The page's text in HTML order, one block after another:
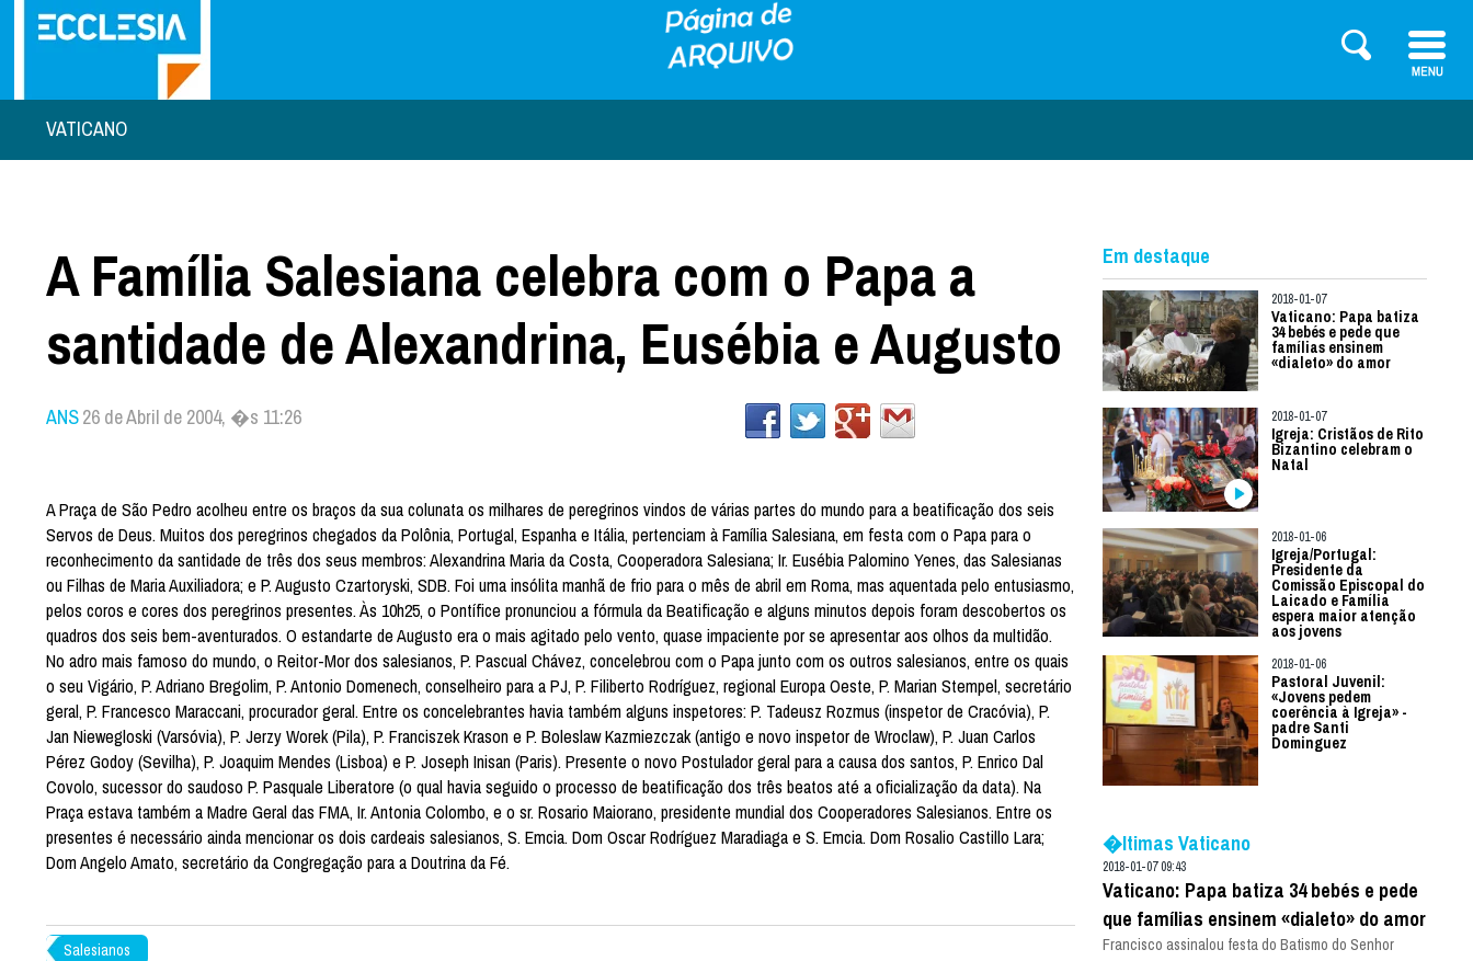
VATICANO
A Família Salesiana celebra com o Papa a
santidade de Alexandrina, Eusébia e Augusto
ANS26 de Abril de 2004, �s 11:26
A Praça de São Pedro acolheu entre os braços da sua colunata os milhares de peregrinos vindos de várias partes do mundo para a beatificação dos seis
Servos de Deus. Muitos dos peregrinos chegados da Polônia, Portugal, Espanha e Itália, pertenciam à Família Salesiana, em festa com o Papa para o
reconhecimento da santidade de três dos seus membros: Alexandrina Maria da Costa, Cooperadora Salesiana; Ir. Eusébia Palomino Yenes, das Salesianas
ou Filhas de Maria Auxiliadora; e P. Augusto Czartoryski, SDB. Foi uma insólita manhã de frio para o mês de abril em Roma, mas aquentada pelo entusiasmo,
pelos coros e cores dos peregrinos presentes. Às 10h25, o Pontífice pronunciou a fórmula da Beatificação e alguns minutos depois foram descobertos os
quadros dos seis bem-aventurados. O estandarte de Augusto era o mais agitado pelo vento, quase impaciente por se apresentar aos olhos da multidão.
No adro mais famoso do mundo, o Reitor-Mor dos salesianos, P. Pascual Chávez, concelebrou com o Papa junto com os outros salesianos, entre os quais
o seu Vigário, P. Adriano Bregolim, P. Antonio Domenech, conselheiro para a PJ, P. Filiberto Rodríguez, regional Europa Oeste, P. Marian Stempel, secretário
geral, P. Francesco Maraccani, procurador geral. Entre os concelebrantes havia também alguns inspetores: P. Tadeusz Rozmus (inspetor de Cracóvia), P.
Jan Niewegloski (Varsóvia), P. Jerzy Worek (Pila), P. Franciszek Krason e P. Boleslaw Kazmiezczak (antigo e novo inspetor de Wroclaw), P. Juan Carlos
Pérez Godoy (Sevilha), P. Joaquim Mendes (Lisboa) e P. Joseph Inisan (Paris). Presente o novo Postulador geral para a causa dos santos, P. Enrico Dal
Covolo, sucessor do saudoso P. Pasquale Liberatore (o qual havia seguido o processo de beatificação dos três beatos até a oficialização da data). Na
Praça estava também a Madre Geral das FMA, Ir. Antonia Colombo, e o sr. Rosario Maiorano, presidente mundial dos Cooperadores Salesianos. Entre os
presentes é necessário ainda mencionar os dois cardeais salesianos, S. Emcia. Dom Oscar Rodríguez Maradiaga e S. Emcia. Dom Rosalio Castillo Lara;
Dom Angelo Amato, secretário da Congregação para a Doutrina da Fé.
Salesianos
Em destaque
2018-01-07
Vaticano: Papa batiza
34 bebés e pede que
famílias ensinem
«dialeto» do amor
2018-01-07
Igreja: Cristãos de Rito
Bizantino celebram o
Natal
2018-01-06
Igreja/Portugal:
Presidente da
Comissão Episcopal do
Laicado e Família
espera maior atenção
aos jovens
2018-01-06
Pastoral Juvenil:
«Jovens pedem
coerência à Igreja» -
padre Santi
Dominguez
�ltimas Vaticano
2018-01-07 09:43
Vaticano: Papa batiza 34 bebés e pede
que famílias ensinem «dialeto» do amor
Francisco assinalou festa do Batismo do Senhor